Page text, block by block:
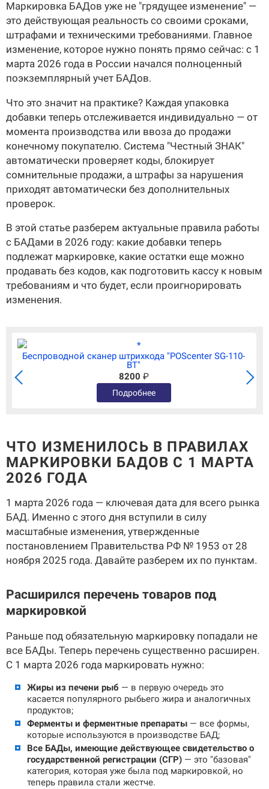
Маркировка БАДов уже не "грядущее изменение" —
это действующая реальность со своими сроками,
штрафами и техническими требованиями. Главное
изменение, которое нужно понять прямо сейчас: с 1
марта 2026 года в России начался полноценный
поэкземплярный учет БАДов.
Что это значит на практике? Каждая упаковка
добавки теперь отслеживается индивидуально — от
момента производства или ввоза до продажи
конечному покупателю. Система "Честный ЗНАК"
автоматически проверяет коды, блокирует
сомнительные продажи, а штрафы за нарушения
приходят автоматически без дополнительных
проверок.
В этой статье разберем актуальные правила работы
с БАДами в 2026 году: какие добавки теперь
подлежат маркировке, какие остатки еще можно
продавать без кодов, как подготовить кассу к новым
требованиям и что будет, если проигнорировать
изменения.
Беспроводной сканер штрихкода "POScenter SG-110-
BT"
8200 ₽
Подробнее
ЧТО ИЗМЕНИЛОСЬ В ПРАВИЛАХ
МАРКИРОВКИ БАДОВ С 1 МАРТА
2026 ГОДА
1 марта 2026 года — ключевая дата для всего рынка
БАД. Именно с этого дня вступили в силу
масштабные изменения, утвержденные
постановлением Правительства РФ № 1953 от 28
ноября 2025 года. Давайте разберем их по пунктам.
Расширился перечень товаров под
маркировкой
Раньше под обязательную маркировку попадали не
все БАДы. Теперь перечень существенно расширен.
С 1 марта 2026 года маркировать нужно:
Жиры из печени рыб — в первую очередь это
касается популярного рыбьего жира и аналогичных
продуктов;
Ферменты и ферментные препараты — все формы,
которые используются в производстве БАД;
Все БАДы, имеющие действующее свидетельство о
государственной регистрации (СГР) — это "базовая"
категория, которая уже была под маркировкой, но
теперь правила стали жестче.